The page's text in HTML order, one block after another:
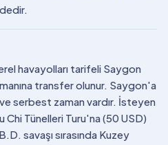
havayolları tarifeli Saygon
transfer olunur. Saygon'a
serbest zaman vardır. İsteyen
Tünelleri Turu'na (50 USD)
savaşı sırasında Kuzey